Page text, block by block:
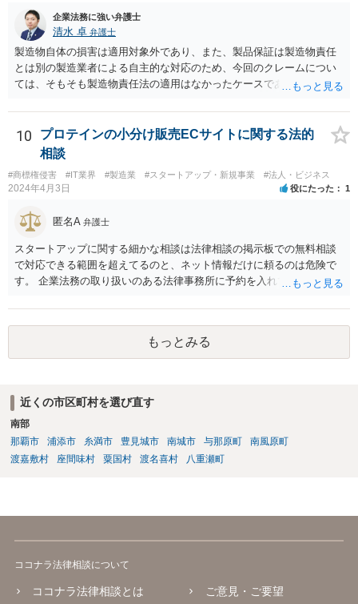
いにもかかわらず，ゲーム機２００台を発注する旨を口頭で約した
り，具体的な発注内容を記載した発注書及び条件提示書を交付するな
どし，ゲーム機の売買契約が確実に締結されるとの過大な期待を抱か
せてゲーム機の開発，製造に至らせたなど判示の事情の下では，Ｙ
は，Ｘに対する契約準備段階における信義則上の注意義務に違反した
ものとして，これによりＸに生じた損害を賠償する責任を負う。」
企業法務に強い弁護士
清水 卓 弁護士
製造物自体の損害は適用対象外であり、また、製品保証は製造物責任
とは別の製造業者による自主的な対応のため、今回のクレームについ
ては、そもそも製造物責任法の適用はなかったケースである可能性が
行為責任、契約不適合責任、債務不履行責任等の問題が生じる可能性
が、ありますが、そのためには、被害者側で加害者の過失や品質の契
約不適合等を立証する必要があります。 今回のケースのように、販
売（11月）からクレーム（翌年1月中旬）までの間に２ヶ月程度の期間
があり、しかも、現物はお客様側で捨ててしまっとのことで原因が特
定できていなかった等の事情がある場合には、立証のための証拠がな
い状態であり、果たしてお客様側で貴社の過失や商品の品質の契約不
適合を立証できたのか疑義があるように思います。 貴社は、製造及
び通販等での販売をなされているようであり、購入するお客様（消費
者）の層•範囲も県内に留まらない全国規模の可能性もあるのではない
かとご推察致します。 今後、同様•類似のケースやさらなるハードケ
ースが生じる可能性に備え、①法務体制の整備•拡充（顧問弁護士の導
入、社内法務担当の育成、専門家等による研修•勉強会の実施など）、
②製造工程、製品表示、通販サイトの内容等のリーガルチェック等の
予防法務も心掛けてみて下さい。
10
プロテインの小分け販売ECサイトに関する法的
相談
#商標権侵害 #IT業界 #製造業 #スタートアップ・新規事業 #法人・ビジネス
2024年4月3日 役にたった 1
匿名A 弁護士
スタートアップに関する細かな相談は法律相談の掲示板での無料相談
で対応できる範囲を超えてるのと、ネット情報だけに頼るのは危険で
す。 企業法務の取り扱いのある法律事務所に予約を入れて、リーガル
す。
もっとみる
近くの市区町村を選び直す
南部
那覇市
浦添市 糸満市 豊見城市 南城市 与那原町
南風原町
渡嘉敷村
座間味村 粟国村 渡名喜村 八重瀬町
ココナラ法律相談について
ココナラ法律相談とは ご意見・ご要望